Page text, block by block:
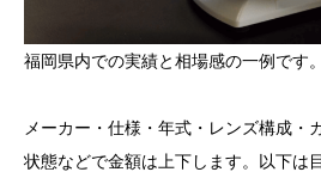
福岡県内での実績と相場感の一例です。
メーカー・仕様・年式・レンズ構成・
状態などで金額は上下します。以下は